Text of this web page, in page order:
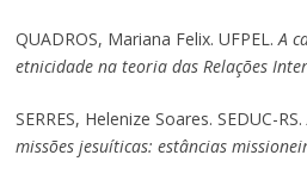
QUADROS, Mariana Felix. UFPEL. A
etnicidade na teoria das Relações
SERRES, Helenize Soares. SEDUC-RS.
missões jesuíticas: estâncias